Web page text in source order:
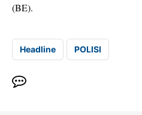
(BE).
Headline POLISI